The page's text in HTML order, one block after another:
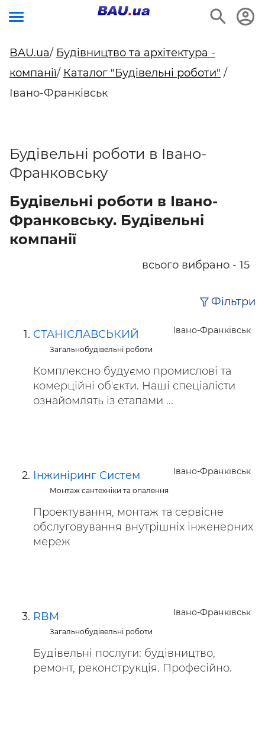
BAU.ua/ Будівництво та архітектура -
компанії/ Каталог "Будівельні роботи" /
Івано-Франківськ
Будівельні роботи в Івано-
Франковську
Будівельні роботи в Івано-
Франковську. Будівельні
компанії
всього вибрано - 15
Фільтри
Івано-Франківськ
СТАНІСЛАВСЬКИЙ
Загальнобудівельні роботи
Комплексно будуємо промислові та
комерційні обʼєкти. Наші спеціалісти
ознайомлять із етапами ...
Івано-Франківськ
Інжиніринг Систем
Монтаж сантехніки та опалення
Проектування, монтаж та сервісне
обслуговування внутрішніх інженерних
мереж
Івано-Франківськ
RBM
Загальнобудівельні роботи
Будівельні послуги: будівництво,
ремонт, реконструкція. Професійно.